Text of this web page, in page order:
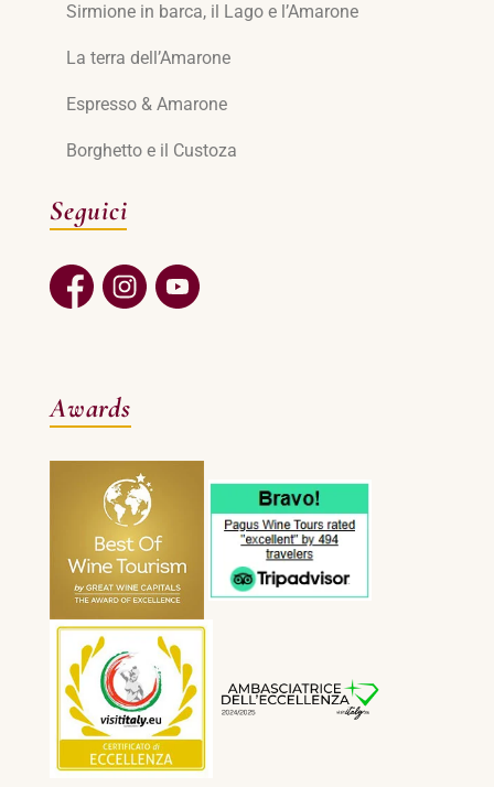
Sirmione in barca, il Lago e l’Amarone
La terra dell’Amarone
Espresso & Amarone
Borghetto e il Custoza
Seguici
Awards